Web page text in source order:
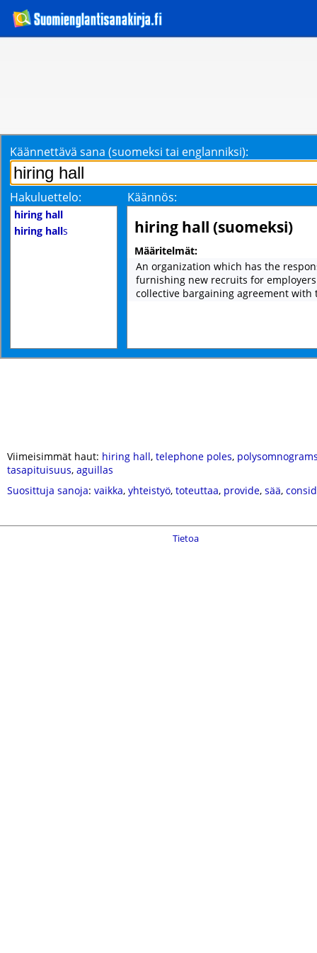
Käännettävä sana (suomeksi tai englanniksi):
Hakuluettelo: Käännös:
hiring hall
hiring halls hiring hall (suomeksi)
Määritelmät:
An organization which has the
furnishing new recruits for
collective bargaining agreement with
Viimeisimmät haut: hiring hall, telephone poles,
tasapituisuus, aguillas
Suosittuja sanoja: vaikka, yhteistyö, toteuttaa, provide, sää,
Tietoa